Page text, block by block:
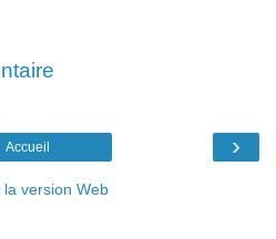
›
Accueil
la version Web